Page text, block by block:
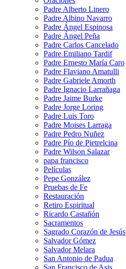
Padre Alberto Linero
Padre Albino Navarro
Padre Ángel Espinosa
Padre Ángel Peña
Padre Carlos Cancelado
Padre Emiliano Tardif
Padre Ernesto María Caro
Padre Flaviano Amatulli
Padre Gabriele Amorth
Padre Ignacio Larrañaga
Padre Jaime Burke
Padre Jorge Loring
Padre Luis Toro
Padre Moises Larraga
Padre Pedro Nuñez
Padre Pío de Pietrelcina
Padre Wilson Salazar
papa francisco
Películas
Pepe González
Pruebas de Fe
Restauración
Retiro Espiritual
Ricardo Castañón
Sacramentos
Sagrado Corazón de Jesús
Salvador Gómez
Salvador Melara
San Antonio de Padua
San Francisco de Asis